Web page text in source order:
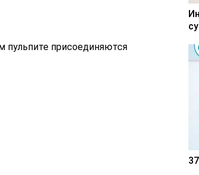
пульпите присоединяются